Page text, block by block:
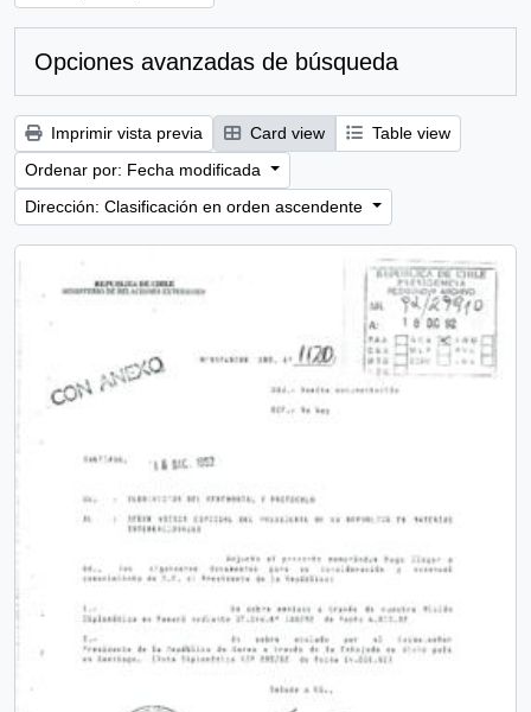
Opciones avanzadas de búsqueda
Imprimir vista previa Card view
Table view
Ordenar por: Fecha modificada
Dirección: Clasificación en orden ascendente